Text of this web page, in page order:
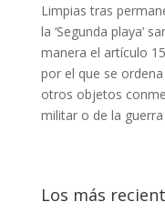
Limpias tras
la ‘Segunda playa’
manera el artículo
por el que se
otros objetos
militar o de la guerra
Los más